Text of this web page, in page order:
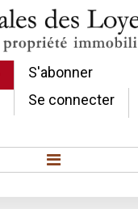
S'abonner
Se connecter